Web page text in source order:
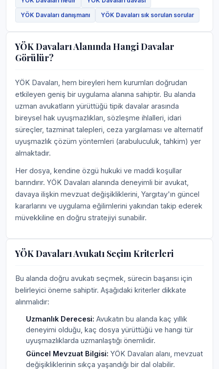
YÖK Davaları danışmanı
YÖK Davaları sık sorulan sorular
YÖK Davaları Alanında Hangi Davalar
Görülür?
YÖK Davaları, hem bireyleri hem kurumları doğrudan
etkileyen geniş bir uygulama alanına sahiptir. Bu alanda
uzman avukatların yürüttüğü tipik davalar arasında
bireysel hak uyuşmazlıkları, sözleşme ihlalleri, idari
süreçler, tazminat talepleri, ceza yargılaması ve alternatif
uyuşmazlık çözüm yöntemleri (arabuluculuk, tahkim) yer
almaktadır.
Her dosya, kendine özgü hukuki ve maddi koşullar
barındırır. YÖK Davaları alanında deneyimli bir avukat,
davaya ilişkin mevzuat değişikliklerini, Yargıtay'ın güncel
kararlarını ve uygulama eğilimlerini yakından takip ederek
müvekkiline en doğru stratejiyi sunabilir.
YÖK Davaları Avukatı Seçim Kriterleri
Bu alanda doğru avukatı seçmek, sürecin başarısı için
belirleyici öneme sahiptir. Aşağıdaki kriterler dikkate
alınmalıdır:
Uzmanlık Derecesi: Avukatın bu alanda kaç yıllık
deneyimi olduğu, kaç dosya yürüttüğü ve hangi tür
uyuşmazlıklarda uzmanlaştığı önemlidir.
Güncel Mevzuat Bilgisi: YÖK Davaları alanı, mevzuat
değişikliklerinin sıkça yaşandığı bir dal olabilir.